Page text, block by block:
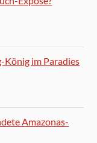
König im Paradies
Amazonas-